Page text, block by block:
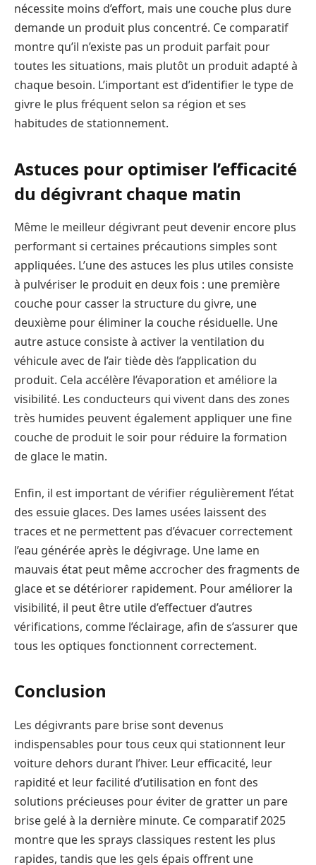
nécessite moins d’effort, mais une couche plus dure
demande un produit plus concentré. Ce comparatif
montre qu’il n’existe pas un produit parfait pour
toutes les situations, mais plutôt un produit adapté à
chaque besoin. L’important est d’identifier le type de
givre le plus fréquent selon sa région et ses
habitudes de stationnement.
Astuces pour optimiser l’efficacité
du dégivrant chaque matin
Même le meilleur dégivrant peut devenir encore plus
performant si certaines précautions simples sont
appliquées. L’une des astuces les plus utiles consiste
à pulvériser le produit en deux fois : une première
couche pour casser la structure du givre, une
deuxième pour éliminer la couche résiduelle. Une
autre astuce consiste à activer la ventilation du
véhicule avec de l’air tiède dès l’application du
produit. Cela accélère l’évaporation et améliore la
visibilité. Les conducteurs qui vivent dans des zones
très humides peuvent également appliquer une fine
couche de produit le soir pour réduire la formation
de glace le matin.
Enfin, il est important de vérifier régulièrement l’état
des essuie glaces. Des lames usées laissent des
traces et ne permettent pas d’évacuer correctement
l’eau générée après le dégivrage. Une lame en
mauvais état peut même accrocher des fragments de
glace et se détériorer rapidement. Pour améliorer la
visibilité, il peut être utile d’effectuer d’autres
vérifications, comme l’éclairage, afin de s’assurer que
tous les optiques fonctionnent correctement.
Conclusion
Les dégivrants pare brise sont devenus
indispensables pour tous ceux qui stationnent leur
voiture dehors durant l’hiver. Leur efficacité, leur
rapidité et leur facilité d’utilisation en font des
solutions précieuses pour éviter de gratter un pare
brise gelé à la dernière minute. Ce comparatif 2025
montre que les sprays classiques restent les plus
rapides, tandis que les gels épais offrent une